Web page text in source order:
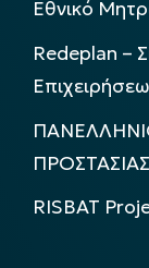
Εθνικό
Redeplan –
RISBAT